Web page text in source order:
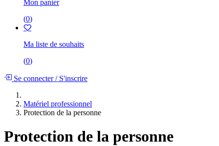
Mon panier
(0)
Ma liste de souhaits
(0)
Se connecter/S'inscrire
Matériel professionnel
Protection de la personne
Protection de la personne